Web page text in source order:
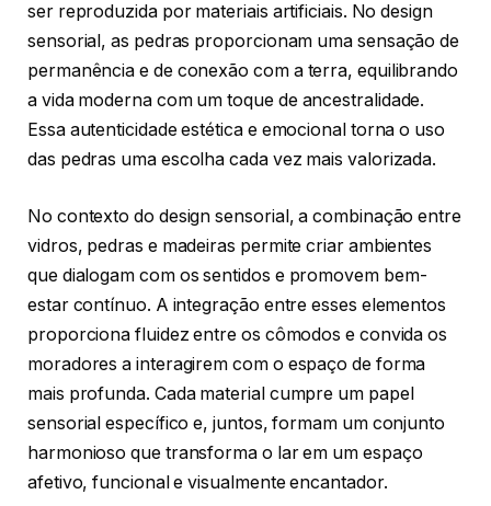
ser reproduzida por materiais artificiais. No design
sensorial, as pedras proporcionam uma sensação de
permanência e de conexão com a terra, equilibrando
a vida moderna com um toque de ancestralidade.
Essa autenticidade estética e emocional torna o uso
das pedras uma escolha cada vez mais valorizada.
No contexto do design sensorial, a combinação entre
vidros, pedras e madeiras permite criar ambientes
que dialogam com os sentidos e promovem bem-
estar contínuo. A integração entre esses elementos
proporciona fluidez entre os cômodos e convida os
moradores a interagirem com o espaço de forma
mais profunda. Cada material cumpre um papel
sensorial específico e, juntos, formam um conjunto
harmonioso que transforma o lar em um espaço
afetivo, funcional e visualmente encantador.